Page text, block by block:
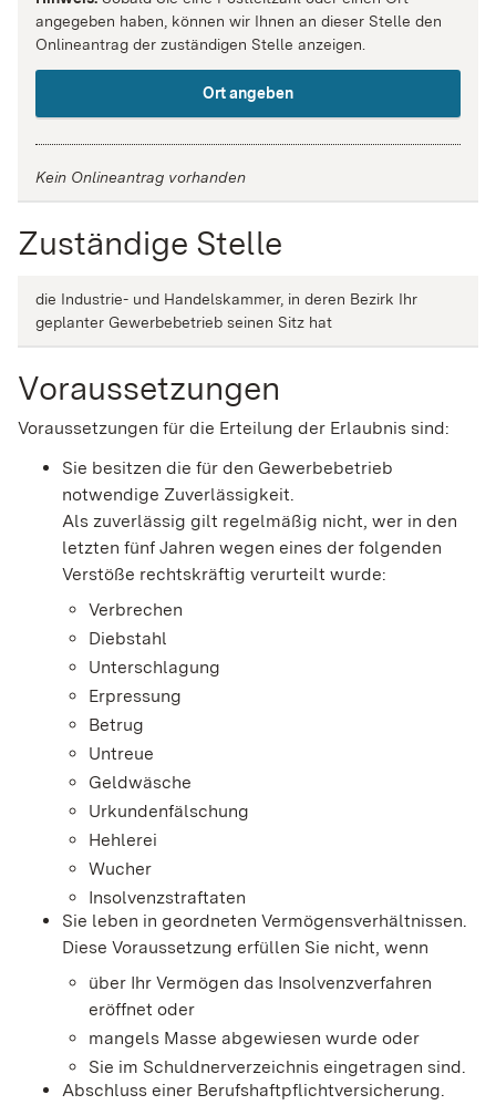
angegeben haben, können wir Ihnen an dieser Stelle den
Onlineantrag der zuständigen Stelle anzeigen.
Ort angeben
Kein Onlineantrag vorhanden
Zuständige Stelle
die Industrie- und Handelskammer, in deren Bezirk Ihr
geplanter Gewerbebetrieb seinen Sitz hat
Voraussetzungen
Voraussetzungen für die Erteilung der Erlaubnis sind:
Sie besitzen die für den Gewerbebetrieb
notwendige Zuverlässigkeit.
Als zuverlässig gilt regelmäßig nicht, wer in den
letzten fünf Jahren wegen eines der folgenden
Verstöße rechtskräftig verurteilt wurde:
Verbrechen
Diebstahl
Unterschlagung
Erpressung
Betrug
Untreue
Geldwäsche
Urkundenfälschung
Hehlerei
Wucher
Insolvenzstraftaten
Sie leben in geordneten Vermögensverhältnissen.
Diese Voraussetzung erfüllen Sie nicht, wenn
über Ihr Vermögen das Insolvenzverfahren
eröffnet oder
mangels Masse abgewiesen wurde oder
Sie im Schuldnerverzeichnis eingetragen sind.
Abschluss einer Berufshaftpflichtversicherung.